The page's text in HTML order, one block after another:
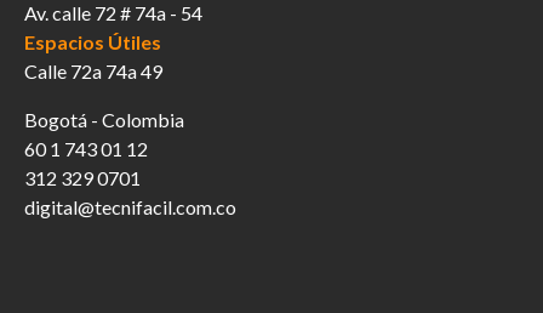
Av. calle 72 # 74a - 54
Espacios Útiles
Calle 72a 74a 49
Bogotá - Colombia
60 1 743 01 12
312 329 0701
digital@tecnifacil.com.co